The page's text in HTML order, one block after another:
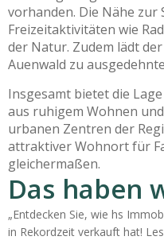
vorhanden. Die Nähe zur
Freizeitaktivitäten wie
der Natur. Zudem lädt
Auenwald zu
Insgesamt bietet die
aus ruhigem Wohnen
urbanen Zentren der
attraktiver Wohnort für
gleichermaßen.
Das haben
„Entdecken Sie, wie hs
in Rekordzeit verkauft hat!